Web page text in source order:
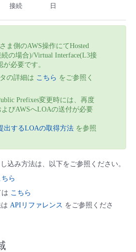
接続
日
ま側のAWS操作にてHosted
続の場合)/Virtual Interface(L3接
必要です。
の詳細は こちら をご参照く
Prefixes変更時には、再度
びAWSへLOAの送付が必要
出するLOAの取得方法 を参照
込み方法は、以下をご参照ください。
ちら
こちら
APIリファレンス をご参照くださ